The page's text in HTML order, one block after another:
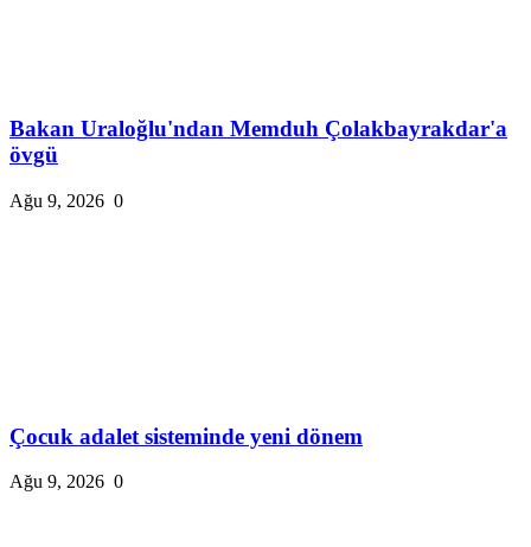
Bakan Uraloğlu'ndan Memduh Çolakbayrakdar'a
övgü
Ağu 9, 2026 0
Çocuk adalet sisteminde yeni dönem
Ağu 9, 2026 0